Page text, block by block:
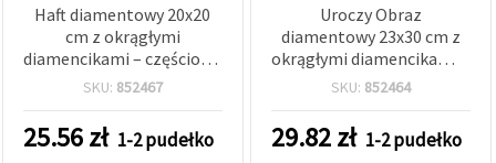
Haft diamentowy 20x20
cm z okrągłymi
diamencikami – częściowe
wyklejanie, błyszczący
elegancką ramką LT-034
SKU: 852467
25.56zł 1-2 pudełko
Uroczy Obraz
diamentowy 23x30 cm z
okrągłymi diamencikami –
częściowe wyklejanie
ramką DG-30125
SKU: 852464
29.82zł 1-2 pudełko